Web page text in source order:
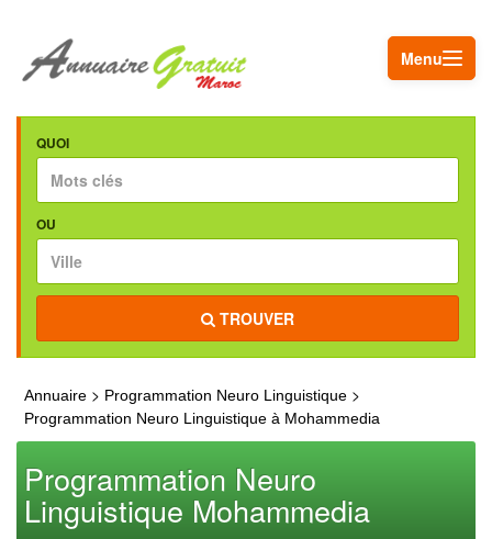
Menu
QUOI
OU
TROUVER
Annuaire > Programmation Neuro Linguistique >
Programmation Neuro Linguistique à Mohammedia
Programmation Neuro
Linguistique Mohammedia